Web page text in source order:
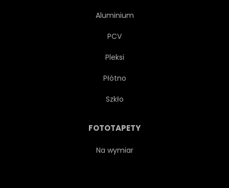
Aluminium
PCV
Pleksi
Płótno
Szkło
FOTOTAPETY
Na wymiar